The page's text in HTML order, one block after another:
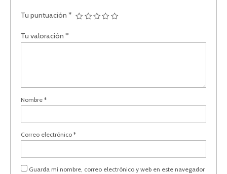
Tu puntuación*
Tu valoración*
Nombre*
Correo electrónico*
Guarda mi nombre, correo electrónico y web en este navegador